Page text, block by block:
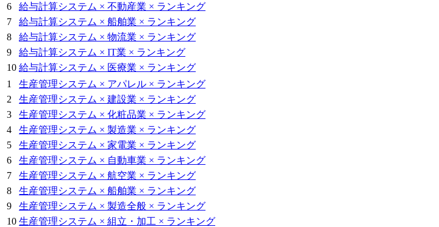
6
給与計算システム × 不動産業 × ランキング
7
給与計算システム × 船舶業 × ランキング
8
給与計算システム × 物流業 × ランキング
9
給与計算システム × IT業 × ランキング
10 給与計算システム × 医療業 × ランキング
1
生産管理システム × アパレル × ランキング
2
生産管理システム × 建設業 × ランキング
3
生産管理システム × 化粧品業 × ランキング
4
生産管理システム × 製造業 × ランキング
5
生産管理システム × 家電業 × ランキング
6
生産管理システム × 自動車業 × ランキング
7
生産管理システム × 航空業 × ランキング
8
生産管理システム × 船舶業 × ランキング
9
生産管理システム × 製造全般 × ランキング
10 生産管理システム × 組立・加工 × ランキング